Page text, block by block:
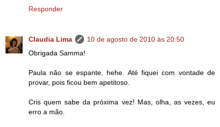
Responder
Claudia Lima
10 de agosto de 2010 às 20:50
Obrigada Samma!
Paula não se espante, hehe. Até fiquei com vontade de
provar, pois ficou bem apetitoso.
Cris quem sabe da próxima vez! Mas, olha, as vezes, eu
erro a mão.